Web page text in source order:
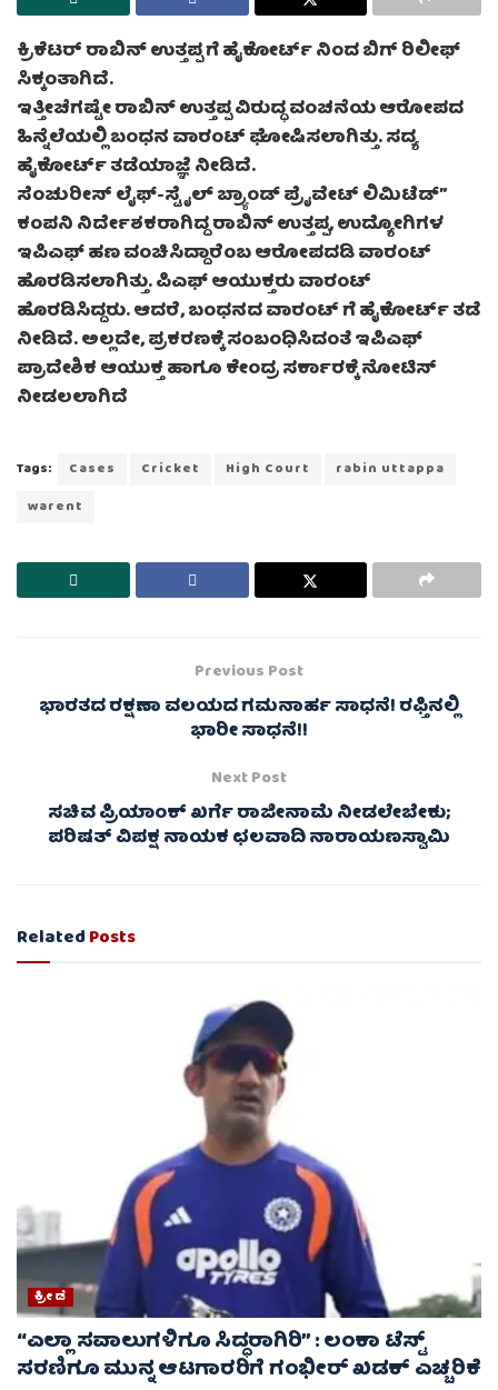
ಕ್ರಿಕೆಟರ್ ರಾಬಿನ್ ಉತ್ತಪ್ಪ ಗೆ ಹೈಕೋರ್ಟ್ ನಿಂದ ಬಿಗ್ ರಿಲೀಫ್
ಸಿಕ್ಕಂತಾಗಿದೆ.
ಇತ್ತೀಚೆಗಷ್ಟೇ ರಾಬಿನ್ ಉತ್ತಪ್ಪ ವಿರುದ್ಧ ವಂಚನೆಯ ಆರೋಪದ
ಹಿನ್ನೆಲೆಯಲ್ಲಿ ಬಂಧನ ವಾರಂಟ್ ಘೋಷಿಸಲಾಗಿತ್ತು. ಸದ್ಯ
ಹೈಕೋರ್ಟ್ ತಡೆಯಾಜ್ಞೆ ನೀಡಿದೆ.
ಸೆಂಚುರೀಸ್ ಲೈಫ್-ಸ್ಟೈಲ್ ಬ್ರ್ಯಾಂಡ್ ಪ್ರೈವೇಟ್‌ ಲಿಮಿಟೆಡ್”
ಕಂಪನಿ‌ ನಿರ್ದೇಶಕರಾಗಿದ್ದ ರಾಬಿನ್ ಉತ್ತಪ್ಪ, ಉದ್ಯೋಗಿಗಳ
ಇಪಿಎಫ್ ಹಣ ವಂಚಿಸಿದ್ದಾರೆಂಬ ಆರೋಪದಡಿ ವಾರಂಟ್
ಹೊರಡಿಸಲಾಗಿತ್ತು. ಪಿಎಫ್ ಆಯುಕ್ತರು ವಾರಂಟ್
ಹೊರಡಿಸಿದ್ದರು. ಆದರೆ, ಬಂಧನದ ವಾರಂಟ್ ಗೆ ಹೈಕೋರ್ಟ್ ತಡೆ
ನೀಡಿದೆ. ಅಲ್ಲದೇ, ಪ್ರಕರಣಕ್ಕೆ ಸಂಬಂಧಿಸಿದಂತೆ ಇಪಿಎಫ್
ಪ್ರಾದೇಶಿಕ ಆಯುಕ್ತ ಹಾಗೂ ಕೇಂದ್ರ ಸರ್ಕಾರಕ್ಕೆ ನೋಟಿಸ್
ನೀಡಲಲಾಗಿದೆ
Tags: Cases Cricket High Court
rabin uttappa
warent
Previous Post
ಭಾರತದ ರಕ್ಷಣಾ ವಲಯದ ಗಮನಾರ್ಹ ಸಾಧನೆ! ರಫ್ತಿನಲ್ಲಿ
ಭಾರೀ ಸಾಧನೆ!!
Next Post
ಸಚಿವ ಪ್ರಿಯಾಂಕ್ ಖರ್ಗೆ ರಾಜೀನಾಮೆ ನೀಡಲೇಬೇಕು;
ಪರಿಷತ್ ವಿಪಕ್ಷ ನಾಯಕ ಛಲವಾದಿ ನಾರಾಯಣಸ್ವಾಮಿ
RelatedPosts
ಕ್ರೀಡೆ
“ಎಲ್ಲಾ ಸವಾಲುಗಳಿಗೂ ಸಿದ್ಧರಾಗಿರಿ” : ಲಂಕಾ ಟೆಸ್ಟ್
ಸರಣಿಗೂ ಮುನ್ನ ಆಟಗಾರರಿಗೆ ಗಂಭೀರ್ ಖಡಕ್ ಎಚ್ಚರಿಕೆ